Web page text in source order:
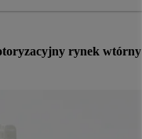
rynek wtórny